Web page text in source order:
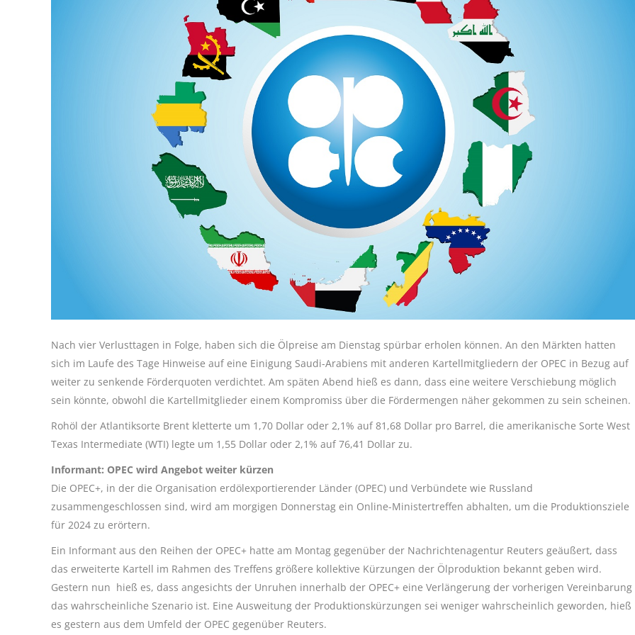
Nach vier Verlusttagen in Folge, haben sich die Ölpreise am Dienstag spürbar erholen können. An den Märkten hatten
sich im Laufe des Tage Hinweise auf eine Einigung Saudi-Arabiens mit anderen Kartellmitgliedern der OPEC in Bezug auf
weiter zu senkende Förderquoten verdichtet. Am späten Abend hieß es dann, dass eine weitere Verschiebung möglich
sein könnte, obwohl die Kartellmitglieder einem Kompromiss über die Fördermengen näher gekommen zu sein scheinen.
Rohöl der Atlantiksorte Brent kletterte um 1,70 Dollar oder 2,1% auf 81,68 Dollar pro Barrel, die amerikanische Sorte West
Texas Intermediate (WTI) legte um 1,55 Dollar oder 2,1% auf 76,41 Dollar zu.
Informant: OPEC wird Angebot weiter kürzen
Die OPEC+, in der die Organisation erdölexportierender Länder (OPEC) und Verbündete wie Russland
zusammengeschlossen sind, wird am morgigen Donnerstag ein Online-Ministertreffen abhalten, um die Produktionsziele
für 2024 zu erörtern.
Ein Informant aus den Reihen der OPEC+ hatte am Montag gegenüber der Nachrichtenagentur Reuters geäußert, dass
das erweiterte Kartell im Rahmen des Treffens größere kollektive Kürzungen der Ölproduktion bekannt geben wird.
Gestern nun hieß es, dass angesichts der Unruhen innerhalb der OPEC+ eine Verlängerung der vorherigen Vereinbarung
das wahrscheinliche Szenario ist. Eine Ausweitung der Produktionskürzungen sei weniger wahrscheinlich geworden, hieß
es gestern aus dem Umfeld der OPEC gegenüber Reuters.